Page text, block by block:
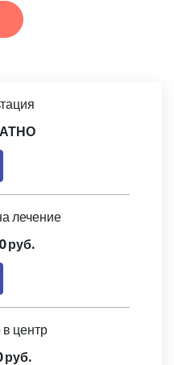
лечение
руб.
центр
руб.